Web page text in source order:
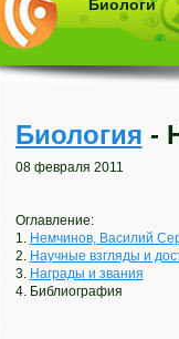
Биологи
Биология -
08 февраля 2011
Оглавление:
1. Немчинов, Василий
2. Научные взгляды и
3. Награды и звания
4. Библиография